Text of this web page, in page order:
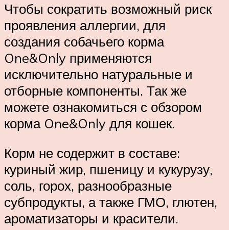
Чтобы сократить возможный риск
проявления аллергии, для
создания собачьего корма
One&Only применяются
исключительно натуральные и
отборные компоненты. Так же
можете ознакомиться с обзором
корма One&Only для кошек.
Корм не содержит в составе:
куриный жир, пшеницу и кукурузу,
соль, горох, разнообразные
субпродукты, а также ГМО, глютен,
ароматизаторы и красители.